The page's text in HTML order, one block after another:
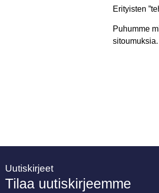
Erityisten
Puhumme
sitoumuksia.
Uutiskirjeet
Tilaa uutiskirjeemme